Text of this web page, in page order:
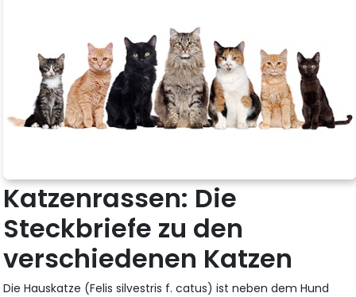
Katzenrassen: Die
Steckbriefe zu den
verschiedenen Katzen
Die Hauskatze (Felis silvestris f. catus) ist neben dem Hund